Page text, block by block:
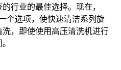
行业的最佳选择。现在，
个选项，使快速清洁系列旋
，即使使用高压清洗机进行